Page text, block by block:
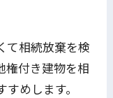
て相続放棄を検
権付き建物を相
めします。